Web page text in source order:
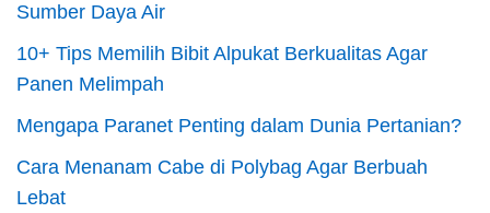
Sumber Daya Air
10+ Tips Memilih Bibit Alpukat Berkualitas Agar
Panen Melimpah
Mengapa Paranet Penting dalam Dunia Pertanian?
Cara Menanam Cabe di Polybag Agar Berbuah
Lebat